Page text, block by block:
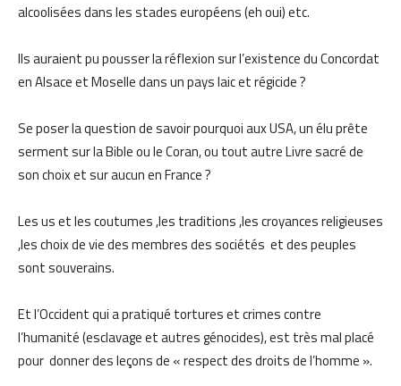
alcoolisées dans les stades européens (eh oui) etc.
Ils auraient pu pousser la réflexion sur l’existence du Concordat
en Alsace et Moselle dans un pays laic et régicide ?
Se poser la question de savoir pourquoi aux USA, un élu prête
serment sur la Bible ou le Coran, ou tout autre Livre sacré de
son choix et sur aucun en France ?
Les us et les coutumes ,les traditions ,les croyances religieuses
,les choix de vie des membres des sociétés et des peuples
sont souverains.
Et l’Occident qui a pratiqué tortures et crimes contre
l’humanité (esclavage et autres génocides), est très mal placé
pour donner des leçons de « respect des droits de l’homme ».